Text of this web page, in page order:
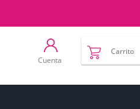
Carrito
Cuenta